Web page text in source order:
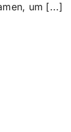
um [...]
cloud to CAD